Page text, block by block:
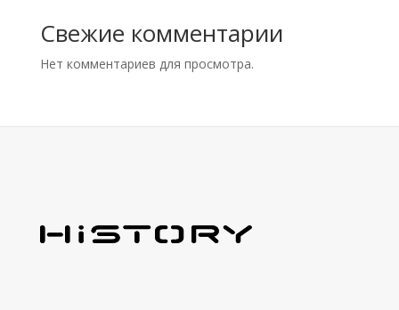
Свежие комментарии
Нет комментариев для просмотра.